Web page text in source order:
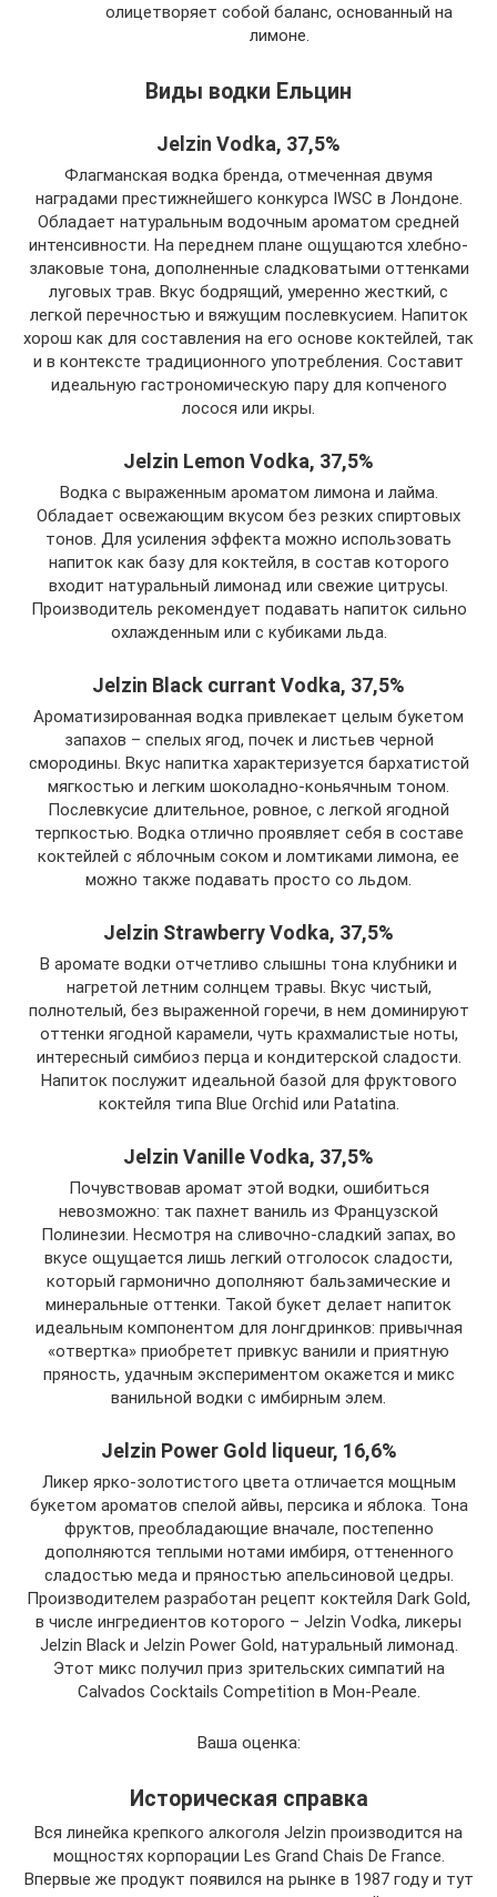
олицетворяет собой баланс, основанный на
лимоне.
Виды водки Ельцин
Jelzin Vodka, 37,5%
Флагманская водка бренда, отмеченная двумя
наградами престижнейшего конкурса IWSC в Лондоне.
Обладает натуральным водочным ароматом средней
интенсивности. На переднем плане ощущаются хлебно-
злаковые тона, дополненные сладковатыми оттенками
луговых трав. Вкус бодрящий, умеренно жесткий, с
легкой перечностью и вяжущим послевкусием. Напиток
хорош как для составления на его основе коктейлей, так
и в контексте традиционного употребления. Составит
идеальную гастрономическую пару для копченого
лосося или икры.
Jelzin Lemon Vodka, 37,5%
Водка с выраженным ароматом лимона и лайма.
Обладает освежающим вкусом без резких спиртовых
тонов. Для усиления эффекта можно использовать
напиток как базу для коктейля, в состав которого
входит натуральный лимонад или свежие цитрусы.
Производитель рекомендует подавать напиток сильно
охлажденным или с кубиками льда.
Jelzin Black currant Vodka, 37,5%
Ароматизированная водка привлекает целым букетом
запахов – спелых ягод, почек и листьев черной
смородины. Вкус напитка характеризуется бархатистой
мягкостью и легким шоколадно-коньячным тоном.
Послевкусие длительное, ровное, с легкой ягодной
терпкостью. Водка отлично проявляет себя в составе
коктейлей с яблочным соком и ломтиками лимона, ее
можно также подавать просто со льдом.
Jelzin Strawberry Vodka, 37,5%
В аромате водки отчетливо слышны тона клубники и
нагретой летним солнцем травы. Вкус чистый,
полнотелый, без выраженной горечи, в нем доминируют
оттенки ягодной карамели, чуть крахмалистые ноты,
интересный симбиоз перца и кондитерской сладости.
Напиток послужит идеальной базой для фруктового
коктейля типа Blue Orchid или Patatina.
Jelzin Vanille Vodka, 37,5%
Почувствовав аромат этой водки, ошибиться
невозможно: так пахнет ваниль из Французской
Полинезии. Несмотря на сливочно-сладкий запах, во
вкусе ощущается лишь легкий отголосок сладости,
который гармонично дополняют бальзамические и
минеральные оттенки. Такой букет делает напиток
идеальным компонентом для лонгдринков: привычная
«отвертка» приобретет привкус ванили и приятную
пряность, удачным экспериментом окажется и микс
ванильной водки с имбирным элем.
Jelzin Power Gold liqueur, 16,6%
Ликер ярко-золотистого цвета отличается мощным
букетом ароматов спелой айвы, персика и яблока. Тона
фруктов, преобладающие вначале, постепенно
дополняются теплыми нотами имбиря, оттененного
сладостью меда и пряностью апельсиновой цедры.
Производителем разработан рецепт коктейля Dark Gold,
в числе ингредиентов которого – Jelzin Vodka, ликеры
Jelzin Black и Jelzin Power Gold, натуральный лимонад.
Этот микс получил приз зрительских симпатий на
Calvados Cocktails Competition в Мон-Реале.
Ваша оценка:
Историческая справка
Вся линейка крепкого алкоголя Jelzin производится на
мощностях корпорации Les Grand Chais De France.
Впервые же продукт появился на рынке в 1987 году и тут